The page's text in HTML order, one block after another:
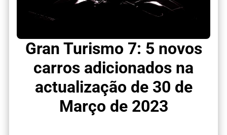
Gran Turismo 7: 5 novos
carros adicionados na
actualização de 30 de
Março de 2023